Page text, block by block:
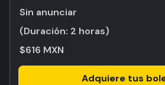
Sin anunciar
(Duración: 2 horas)
$616 MXN
Adquiere tus